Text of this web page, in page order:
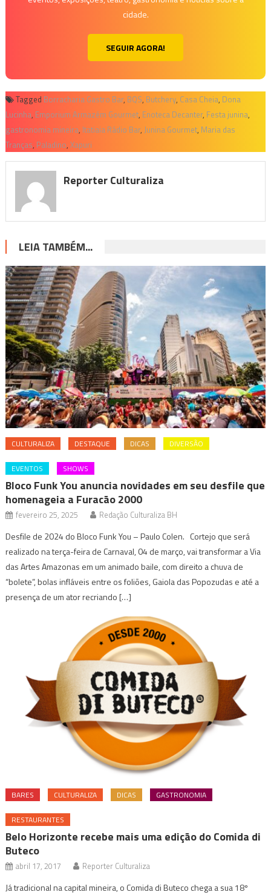
cidade.
SEGUIR AGORA!
Tagged Borracharia Gastro Bar, BQS, Butchery, Casa Cheia, Dona
Lucinha, Emporium Armazém Gourmet, Enoteca Decanter, Festa junina,
gastronomia mineira, Itatiaia Rádio Bar, Junina Gourmet, Maria das
Tranças, Paladino, Xapuri
Reporter Culturaliza
LEIA TAMBÉM...
CULTURALIZA DESTAQUE DICAS DIVERSÃO
EVENTOS SHOWS
Bloco Funk You anuncia novidades em seu desfile que
homenageia a Furacão 2000
fevereiro 25, 2025 Redação Culturaliza BH
Desfile de 2024 do Bloco Funk You – Paulo Colen. Cortejo que será
realizado na terça-feira de Carnaval, 04 de março, vai transformar a Via
das Artes Amazonas em um animado baile, com direito a chuva de
“bolete”, bolas infláveis entre os foliões, Gaiola das Popozudas e até a
presença de um ator recriando […]
BARES CULTURALIZA DICAS GASTRONOMIA
RESTAURANTES
Belo Horizonte recebe mais uma edição do Comida di
Buteco
abril 17, 2017 Reporter Culturaliza
Já tradicional na capital mineira, o Comida di Buteco chega a sua 18º